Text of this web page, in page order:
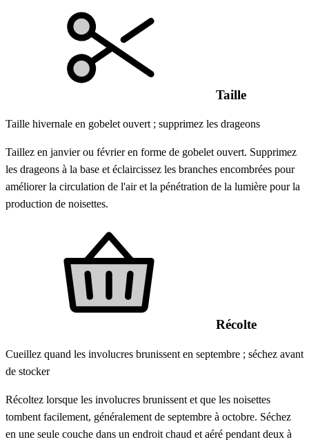
Taille
Taille hivernale en gobelet ouvert ; supprimez les drageons
Taillez en janvier ou février en forme de gobelet ouvert. Supprimez
les drageons à la base et éclaircissez les branches encombrées pour
améliorer la circulation de l'air et la pénétration de la lumière pour la
production de noisettes.
Récolte
Cueillez quand les involucres brunissent en septembre ; séchez avant
de stocker
Récoltez lorsque les involucres brunissent et que les noisettes
tombent facilement, généralement de septembre à octobre. Séchez
en une seule couche dans un endroit chaud et aéré pendant deux à